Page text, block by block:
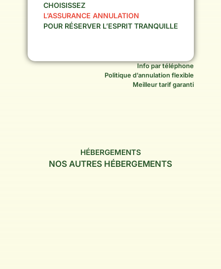
CHOISISSEZ
L’ASSURANCE ANNULATION
POUR RÉSERVER L’ESPRIT TRANQUILLE
Info par téléphone
Politique d’annulation flexible
Meilleur tarif garanti
HÉBERGEMENTS
NOS AUTRES HÉBERGEMENTS